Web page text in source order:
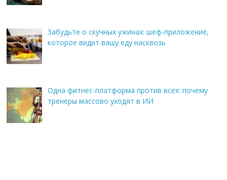
Забудьте о скучных ужинах: шеф-приложение,
которое видит вашу еду насквозь
Одна фитнес-платформа против всех: почему
тренеры массово уходят в ИИ